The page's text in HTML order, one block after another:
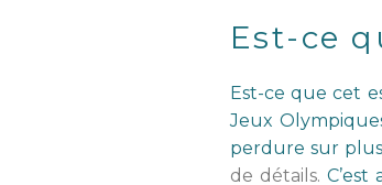
Est-ce
Est-ce que cet
Jeux
perdure sur
de détails.